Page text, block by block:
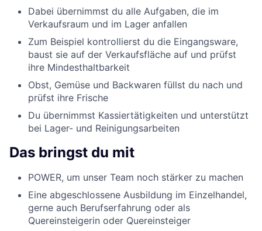
Dabei übernimmst du alle Aufgaben, die im
Verkaufsraum und im Lager anfallen
Zum Beispiel kontrollierst du die Eingangsware,
baust sie auf der Verkaufsfläche auf und prüfst
ihre Mindesthaltbarkeit
Obst, Gemüse und Backwaren füllst du nach und
prüfst ihre Frische
Du übernimmst Kassiertätigkeiten und unterstützt
bei Lager- und Reinigungsarbeiten
Das bringst du mit
POWER, um unser Team noch stärker zu machen
Eine abgeschlossene Ausbildung im Einzelhandel,
gerne auch Berufserfahrung oder als
Quereinsteigerin oder Quereinsteiger